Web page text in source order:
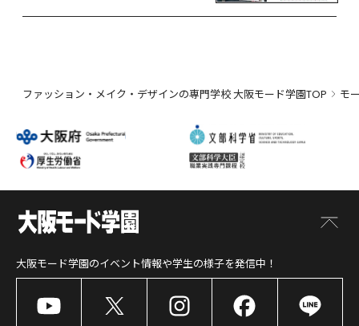
ファッション・メイク・デザインの専門学校 大阪モード学園TOP モ
大阪モード学園のイベント情報や学生の様子を発信中！